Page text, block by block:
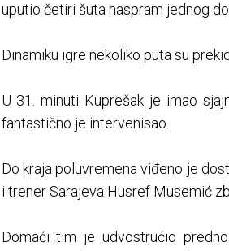
uputio četiri šuta naspram jednog
Dinamiku igre nekoliko puta su
U 31. minuti Kuprešak je imao
fantastično je intervenisao.
Do kraja poluvremena viđeno je
i trener Sarajeva Husref Musemić
Domaći tim je udvostrućio